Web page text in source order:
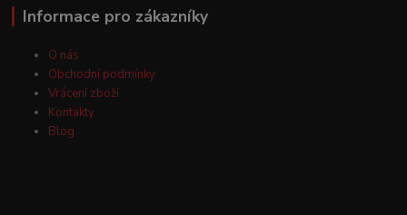
Informace pro zákazníky
O nás
Obchodní podmínky
Vrácení zboží
Kontakty
Blog